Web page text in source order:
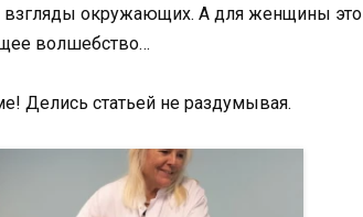
взгляды окружающих. А для женщины это
волшебство…
Делись статьей не раздумывая.